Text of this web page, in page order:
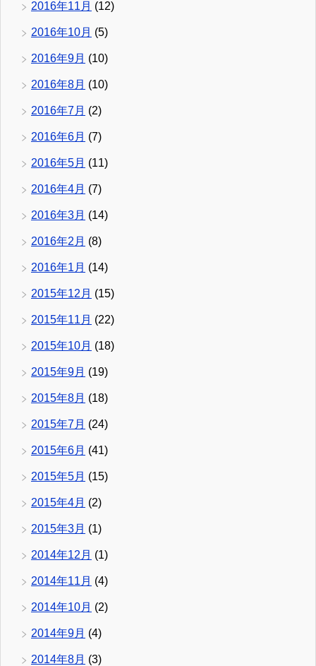
2016年11月 (12)
2016年10月 (5)
2016年9月 (10)
2016年8月 (10)
2016年7月 (2)
2016年6月 (7)
2016年5月 (11)
2016年4月 (7)
2016年3月 (14)
2016年2月 (8)
2016年1月 (14)
2015年12月 (15)
2015年11月 (22)
2015年10月 (18)
2015年9月 (19)
2015年8月 (18)
2015年7月 (24)
2015年6月 (41)
2015年5月 (15)
2015年4月 (2)
2015年3月 (1)
2014年12月 (1)
2014年11月 (4)
2014年10月 (2)
2014年9月 (4)
2014年8月 (3)